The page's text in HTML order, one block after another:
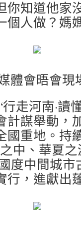
你知道他家
個人做？媽
體會晤會現
走河南·讀
計謀舉動，
國重地。持
中、華夏
度中間城
行，進獻出